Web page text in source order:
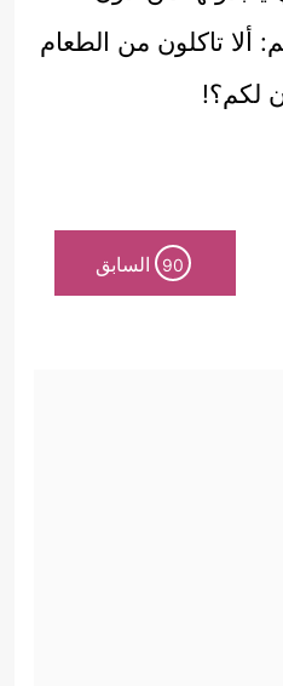
ألا تاكلون من الطعام
لكم؟!
90 السابق